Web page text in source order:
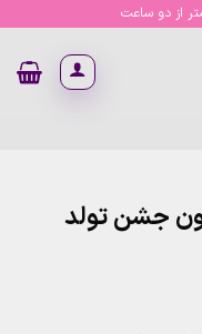
از دو ساعت
جشن تولد